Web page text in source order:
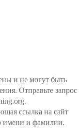
и не могут быть
Отправьте запрос
ссылка на сайт
имени и фамилии.